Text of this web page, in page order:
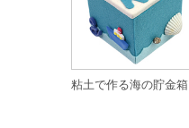
粘土で作る海の貯金箱